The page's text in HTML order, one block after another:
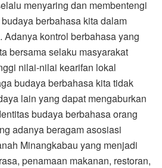
menyaring dan membentengi
berbahasa kita dalam
Adanya kontrol berbahasa yang
bersama selaku masyarakat
nilai-nilai kearifan lokal
budaya berbahasa kita tidak
lain yang dapat mengaburkan
budaya berbahasa orang
adanya beragam asosiasi
Minangkabau yang menjadi
penamaan makanan, restoran,